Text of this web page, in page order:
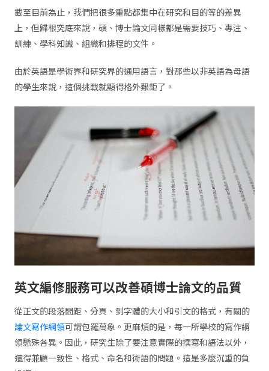
截至目前為止，我們把很多重點都集中在研究和目的等的差異
上，但歸根究底來說，碩、博士論文同樣都是需要技巧、專注、
訓練、學科知識、組織和排程的文件。
由於英語是學術界和研究界的通用語言，對那些以非英語為母語
的學生來說，這個挑戰就顯得格外艱鉅了。
英文編修服務可以改善碩博士論文的品質
從正文的段落間距、分頁、到字體的大小和引文的格式，有關的
論文寫作綱領可謂包羅萬象。更麻煩的是，每一所學校的寫作綱
領懸殊各異。因此，研究生除了要注意實際的撰寫和語法以外，
還得兼顧一致性、格式、命名和術語的問題。這是多麼沉重的負